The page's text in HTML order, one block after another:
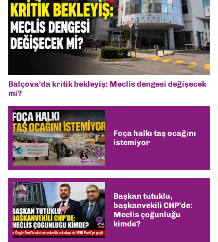
Balçova’da kritik bekleyiş: Meclis dengesi değişecek
mi?
Foça halkı taş ocağını
istemiyor
Başkan tutuklu,
başkanvekili CHP’de:
Meclis çoğunluğu
kimde?